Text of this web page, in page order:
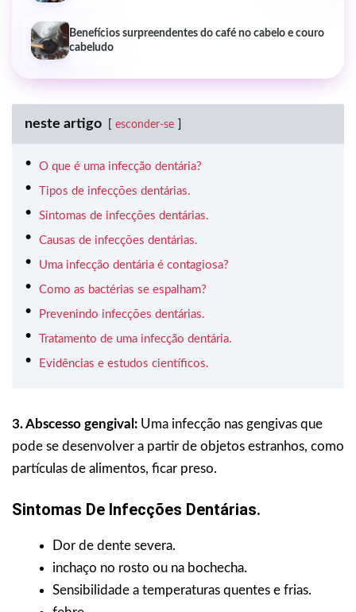
Benefícios surpreendentes do café no cabelo e couro
cabeludo
neste artigo esconder-se
O que é uma infecção dentária?
Tipos de infecções dentárias.
Sintomas de infecções dentárias.
Causas de infecções dentárias.
Uma infecção dentária é contagiosa?
Como as bactérias se espalham?
Prevenindo infecções dentárias.
Tratamento de uma infecção dentária.
Evidências e estudos científicos.
3. Abscesso gengival: Uma infecção nas gengivas que
pode se desenvolver a partir de objetos estranhos, como
partículas de alimentos, ficar preso.
Sintomas De Infecções Dentárias.
Dor de dente severa.
inchaço no rosto ou na bochecha.
Sensibilidade a temperaturas quentes e frias.